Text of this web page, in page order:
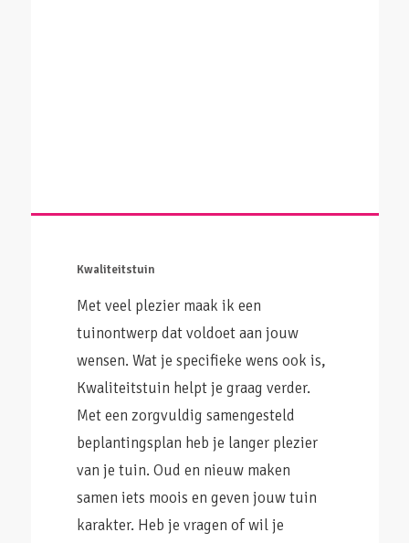
Kwaliteitstuin
Met veel plezier maak ik een
tuinontwerp dat voldoet aan jouw
wensen. Wat je specifieke wens ook is,
Kwaliteitstuin helpt je graag verder.
Met een zorgvuldig samengesteld
beplantingsplan heb je langer plezier
van je tuin. Oud en nieuw maken
samen iets moois en geven jouw tuin
karakter. Heb je vragen of wil je